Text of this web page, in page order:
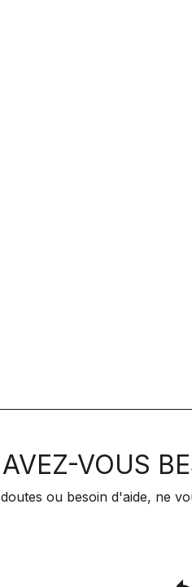
AVEZ-VOUS
ou besoin d'aide, ne